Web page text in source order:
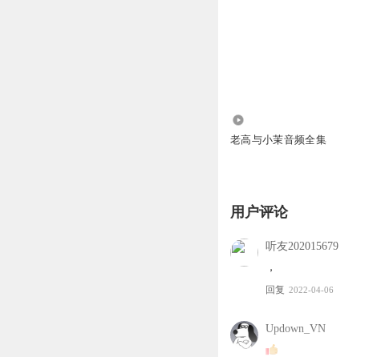
老高与小茉音频全集
用户评论
听友202015679
，
回复 2022-04-06
Updown_VN